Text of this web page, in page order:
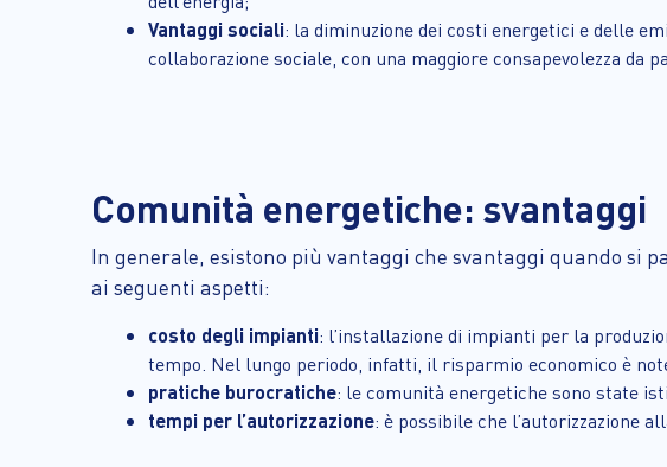
Vantaggi sociali: la diminuzione dei costi energetici e delle
collaborazione sociale, con una maggiore consapevolezza
Comunità energetiche: svantaggi
In generale, esistono più vantaggi che svantaggi quando si
ai seguenti aspetti:
costo degli impianti: l’installazione di impianti per la
tempo. Nel lungo periodo, infatti, il risparmio economico è
pratiche burocratiche: le comunità energetiche sono state
tempi per l’autorizzazione: è possibile che l’autorizzazione